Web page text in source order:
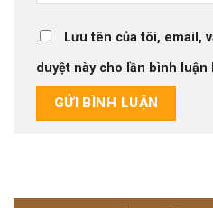
Lưu tên của tôi, email,
duyệt này cho lần bình luận